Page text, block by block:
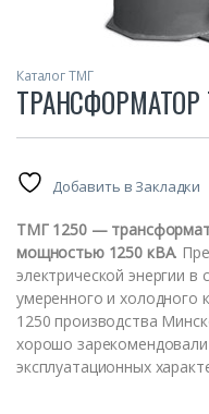
Каталог ТМГ
ТРАНСФОРМАТОР
Добавить в Закладки
ТМГ 1250 —
мощностью 1250 кВА.
электрической энергии в
умеренного и
1250 производства
хорошо
эксплуатационных